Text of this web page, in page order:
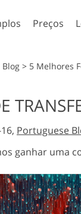
Serviços de
Serviços de
de imagens
Preços
Amostra
Modelos de
Cartões de Dia dos
Convites de
Convite de
infantil
Blog > 5 Melhores
Portuguese
ganhar uma